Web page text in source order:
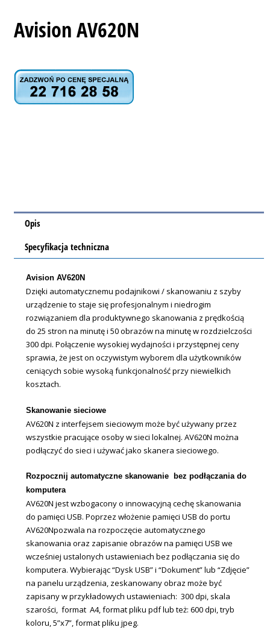
Avision AV620N
Opis
Specyfikacja techniczna
Avision AV620N
Dzięki automatycznemu podajnikowi / skanowaniu z szyby
urządzenie to staje się profesjonalnym i niedrogim
rozwiązaniem dla produktywnego skanowania z prędkością
do 25 stron na minutę i 50 obrazów na minutę w rozdzielczości
300 dpi. Połączenie wysokiej wydajności i przystępnej ceny
sprawia, że jest on oczywistym wyborem dla użytkowników
ceniących sobie wysoką funkcjonalność przy niewielkich
kosztach.
Skanowanie sieciowe
AV620N z interfejsem sieciowym może być używany przez
wszystkie pracujące osoby w sieci lokalnej. AV620N można
podłączyć do sieci i używać jako skanera sieciowego.
Rozpocznij automatyczne skanowanie bez podłączania do
komputera
AV620N jest wzbogacony o innowacyjną cechę skanowania
do pamięci USB. Poprzez włożenie pamięci USB do portu
AV620Npozwala na rozpoczęcie automatycznego
skanowania oraz zapisanie obrazów na pamięci USB we
wcześniej ustalonych ustawieniach bez podłączania się do
komputera. Wybierając “Dysk USB” i “Dokument” lub “Zdjęcie”
na panelu urządzenia, zeskanowany obraz może być
zapisany w przykładowych ustawieniach: 300 dpi, skala
szarości, format A4, format pliku pdf lub też: 600 dpi, tryb
koloru, 5”x7”, format pliku jpeg.